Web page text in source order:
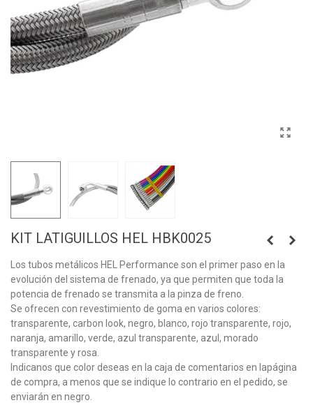
KIT LATIGUILLOS HEL HBK0025
Los tubos metálicos HEL Performance son el primer paso en la
evolución del sistema de frenado, ya que permiten que toda la
potencia de frenado se transmita a la pinza de freno.
Se ofrecen con revestimiento de goma en varios colores:
transparente, carbon look, negro, blanco, rojo transparente, rojo,
naranja, amarillo, verde, azul transparente, azul, morado
transparente y rosa.
Indicanos que color deseas en la caja de comentarios en lapágina
de compra, a menos que se indique lo contrario en el pedido, se
enviarán en negro.